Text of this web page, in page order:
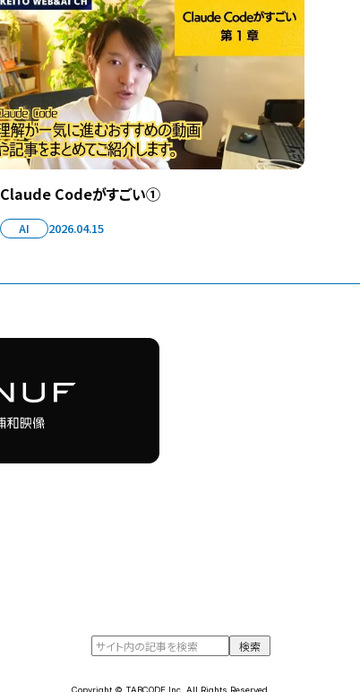
Claude Codeがすごい①
AI 2026.04.15
Copyright © TABCODE Inc. All Rights Reserved.